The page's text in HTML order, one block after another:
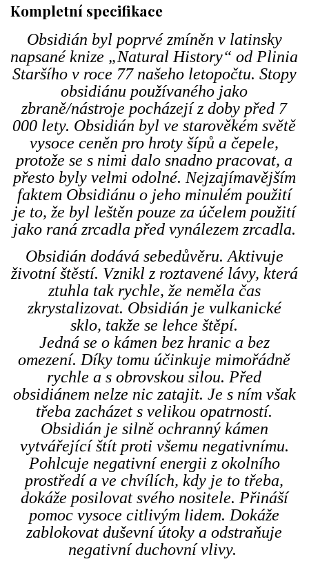
Kompletní specifikace
Obsidián byl poprvé zmíněn v latinsky
napsané knize „Natural History“ od Plinia
Staršího v roce 77 našeho letopočtu. Stopy
obsidiánu používaného jako
zbraně/nástroje pocházejí z doby před 7
000 lety. Obsidián byl ve starověkém světě
vysoce ceněn pro hroty šípů a čepele,
protože se s nimi dalo snadno pracovat, a
přesto byly velmi odolné. Nejzajímavějším
faktem Obsidiánu o jeho minulém použití
je to, že byl leštěn pouze za účelem použití
jako raná zrcadla před vynálezem zrcadla.
Obsidián dodává sebedůvěru. Aktivuje
životní štěstí. Vznikl z roztavené lávy, která
ztuhla tak rychle, že neměla čas
zkrystalizovat. Obsidián je vulkanické
sklo, takže se lehce štěpí.
Jedná se o kámen bez hranic a bez
omezení. Díky tomu účinkuje mimořádně
rychle a s obrovskou silou. Před
obsidiánem nelze nic zatajit. Je s ním však
třeba zacházet s velikou opatrností.
Obsidián je silně ochranný kámen
vytvářející štít proti všemu negativnímu.
Pohlcuje negativní energii z okolního
prostředí a ve chvílích, kdy je to třeba,
dokáže posilovat svého nositele. Přináší
pomoc vysoce citlivým lidem. Dokáže
zablokovat duševní útoky a odstraňuje
negativní duchovní vlivy.